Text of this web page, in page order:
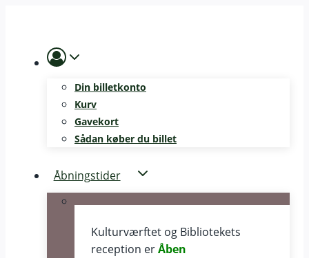
Din billetkonto
Kurv
Gavekort
Sådan køber du billet
Åbningstider
Kulturværftet og Bibliotekets
reception erÅben